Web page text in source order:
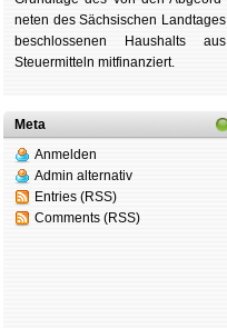
ne­ten des Säch­si­schen Land­tages
be­schlos­se­nen Haus­halts aus
Steu­er­mitteln mit­fi­nan­ziert.
Meta
Anmelden
Admin alternativ
Entries (RSS)
Comments (RSS)